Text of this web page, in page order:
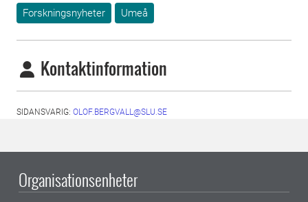
Forskningsnyheter
Umeå
Kontaktinformation
SIDANSVARIG: OLOF.BERGVALL@SLU.SE
Organisationsenheter